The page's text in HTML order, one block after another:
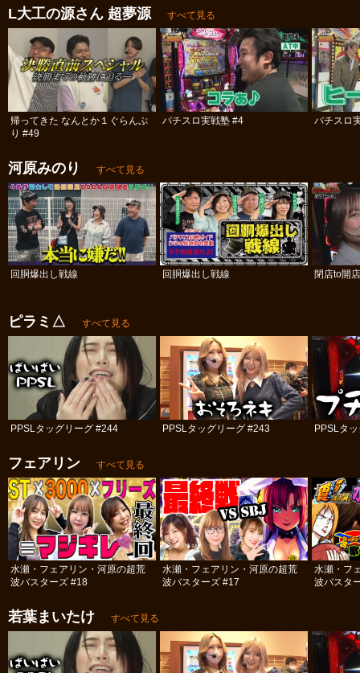
L大工の源さん 超夢源 すべて見る
帰ってきた なんとか１ぐらんぷ
り #49
パチスロ実戦塾 #4 パチスロ
河原みのり すべて見る
回胴爆出し戦線 回胴爆出し戦線 閉店to開
ピラミ△ すべて見る
PPSLタッグリーグ #244 PPSLタッグリーグ #243 PPSLタ
フェアリン すべて見る
水瀬・フェアリン・河原の超荒
波バスターズ #18
水瀬・フェアリン・河原の超荒
波バスターズ #17
水瀬・フ
波バスタ
若葉まいたけ すべて見る